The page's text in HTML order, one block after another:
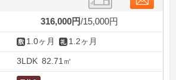
316,000円 15,000円
1.0ヶ月 1.2ヶ月
3LDK 82.71㎡